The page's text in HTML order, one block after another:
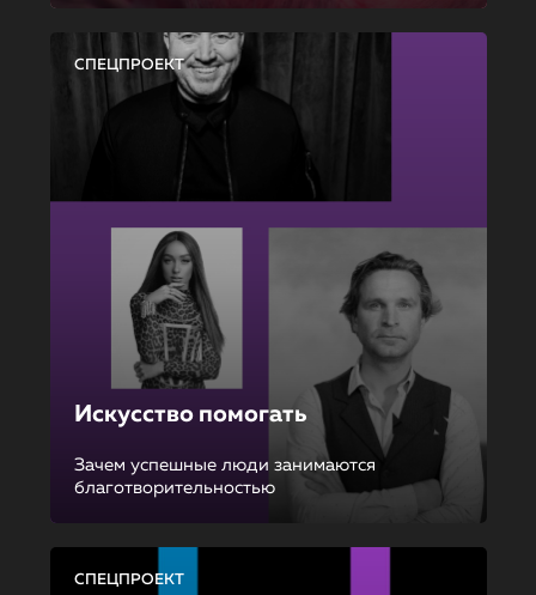
СПЕЦПРОЕКТ
Искусство помогать
Зачем успешные люди занимаются
благотворительностью
СПЕЦПРОЕКТ